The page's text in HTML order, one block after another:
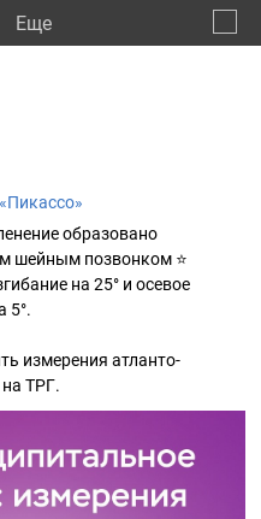
Eще
образовано
шейным позвонком ⭐
на 25° и осевое
5°.
измерения атланто-
ТРГ.